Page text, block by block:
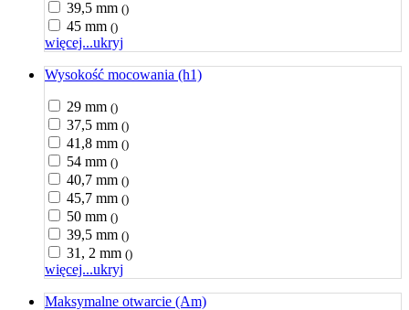
39,5 mm ()
45 mm ()
więcej...ukryj
Wysokość mocowania (h1)
29 mm ()
37,5 mm ()
41,8 mm ()
54 mm ()
40,7 mm ()
45,7 mm ()
50 mm ()
39,5 mm ()
31, 2 mm ()
więcej...ukryj
Maksymalne otwarcie (Am)